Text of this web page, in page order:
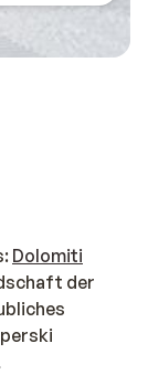
Dolomiti
der